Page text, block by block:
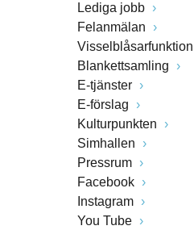
Lediga jobb
Felanmälan
Visselblåsarfunktion
Blankettsamling
E-tjänster
E-förslag
Kulturpunkten
Simhallen
Pressrum
Facebook
Instagram
You Tube